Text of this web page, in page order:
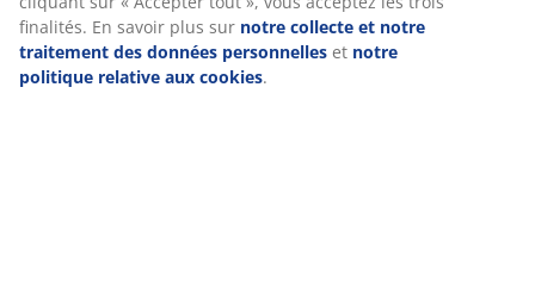
finalités. En savoir plus sur notre collecte et notre
traitement des données personnelles et notre
politique relative aux cookies.